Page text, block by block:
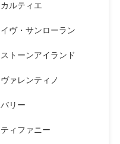
カルティエ
イヴ・サンローラン
ストーンアイランド
ヴァレンティノ
バリー
ティファニー